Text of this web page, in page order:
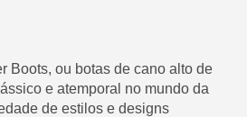
Boots, ou botas de cano alto de
e atemporal no mundo da
de estilos e designs